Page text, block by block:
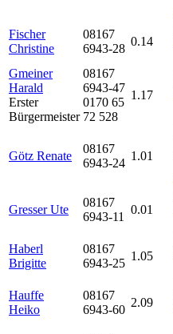
Fischer
Christine
08167
6943-28
0.14
Gmeiner
Harald
Erster
Bürgermeister
08167
6943-47
0170 65
72 528
1.17
Götz Renate
08167
6943-24
1.01
Gresser Ute
08167
6943-11
0.01
Haberl
Brigitte
08167
6943-25
1.05
Hauffe
Heiko
08167
6943-60
2.09